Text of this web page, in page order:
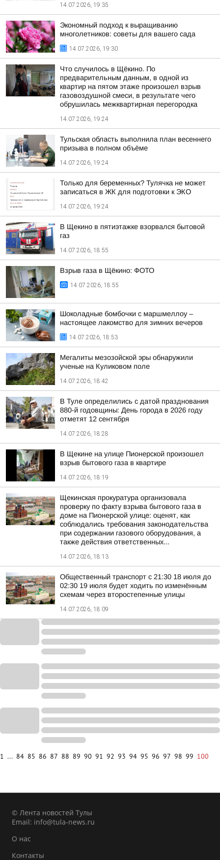
14.07.2026, 19:35
Экономный подход к выращиванию
многолетников: советы для вашего сада
14.07.2026, 19:30
Что случилось в Щёкино. По
предварительным данным, в одной из
квартир на пятом этаже произошел взрыв
газовоздушной смеси, в результате чего
обрушилась межквартирная перегородка
14.07.2026, 19:24
Тульская область выполнила план весеннего
призыва в полном объёме
14.07.2026, 19:24
Только для беременных? Тулячка не может
записаться в ЖК для подготовки к ЭКО
14.07.2026, 19:24
В Щекино в пятиэтажке взорвался бытовой
газ
14.07.2026, 18:55
Взрыв газа в Щёкино: ФОТО
14.07.2026, 18:55
Шоколадные бомбочки с маршмеллоу –
настоящее лакомство для зимних вечеров
14.07.2026, 18:53
Мегалиты мезозойской эры обнаружили
ученые на Куликовом поле
14.07.2026, 18:42
В Туле определились с датой празднования
880-й годовщины: День города в 2026 году
отметят 12 сентября
14.07.2026, 18:28
В Щекине на улице Пионерской произошел
взрыв бытового газа в квартире
14.07.2026, 18:19
Щекинская прокуратура организовала
проверку по факту взрыва бытового газа в
доме на Пионерской улице: оценят, как
соблюдались требования законодательства
при содержании газового оборудования, а
также действия ответственных...
14.07.2026, 18:13
Общественный транспорт с 21:30 18 июля до
02:30 19 июля будет ходить по изменённым
схемам через второстепенные улицы
14.07.2026, 18:09
1 ... 84 85 86 87 88 89 90 91 92 93 94 95 96 97 98 99 100
© Лента новостей Тулы
Email: info@tula-news.ru
О нас
Контакты